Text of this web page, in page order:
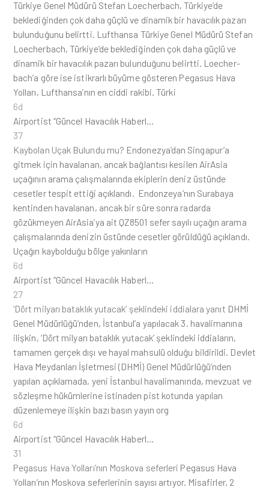
Türkiye Genel Müdürü Stefan Loecherbach, Türkiye’de
beklediğinden çok daha güçlü ve dinamik bir havacılık pazarı
bulunduğunu belirtti. Lufthansa Türkiye Genel Müdürü Stefan
Loecherbach, Türkiye’de beklediğinden çok daha güçlü ve
dinamik bir havacılık pazarı bulunduğunu belirtti. Loecher-
bach’a göre ise istikrarlı büyüme gösteren Pegasus Hava
Yolları, Lufthansa’nın en ciddi rakibi. Türki
6d
Airportist “Güncel Havacılık Haberl…
37
Kaybolan Uçak Bulundu mu? Endonezya’dan Singapur’a
gitmek için havalanan, ancak bağlantısı kesilen AirAsia
uçağının arama çalışmalarında ekiplerin deniz üstünde
cesetler tespit ettiği açıklandı. Endonzeya’nın Surabaya
kentinden havalanan, ancak bir süre sonra radarda
gözükmeyen AirAsia’ya ait QZ8501 sefer sayılı uçağın arama
çalışmalarında denizin üstünde cesetler görüldüğü açıklandı.
Uçağın kaybolduğu bölge yakınların
6d
Airportist “Güncel Havacılık Haberl…
27
‘Dört milyarı bataklık yutacak’ şeklindeki iddialara yanıt DHMİ
Genel Müdürlüğü’nden, İstanbul’a yapılacak 3. havalimanına
ilişkin, ‘Dört milyarı bataklık yutacak’ şeklindeki iddiaların,
tamamen gerçek dışı ve hayal mahsulü olduğu bildirildi. Devlet
Hava Meydanları İşletmesi (DHMİ) Genel Müdürlüğü’nden
yapılan açıklamada, yeni İstanbul havalimanında, mevzuat ve
sözleşme hükümlerine istinaden pist kotunda yapılan
düzenlemeye ilişkin bazı basın yayın org
6d
Airportist “Güncel Havacılık Haberl…
31
Pegasus Hava Yolları’nın Moskova seferleri Pegasus Hava
Yolları’nın Moskova seferlerinin sayısı artıyor. Misafirler, 2